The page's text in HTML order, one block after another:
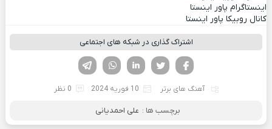
اینستاگرام پاور اینستا
کانال روبیکا پاور اینستا
اشتراک گذاری در شبکه های اجتماعی
لینکدین تویتر
فیسوک
آهنگ های برتر 10 فوریه 2024 0 نظر
برچسب ها : علی احمدیانی